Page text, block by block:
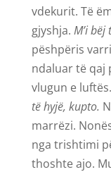
vdekurit. Të
gjyshja. M’i
pëshpëris
ndaluar të qaj
vlugun e luftës.
të hyjë, kupto.
marrëzi.
nga trishtimi
thoshte ajo.